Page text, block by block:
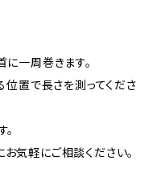
に一周巻きます。
位置で長さを測ってくださ
気軽にご相談ください。